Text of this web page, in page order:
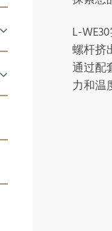
L-
螺杆挤
通过配
力和温